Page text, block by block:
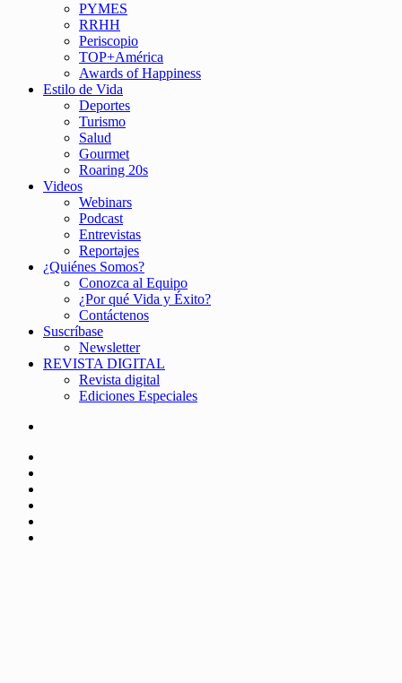
PYMES
RRHH
Periscopio
TOP+América
Awards of Happiness
Estilo de Vida
Deportes
Turismo
Salud
Gourmet
Roaring 20s
Videos
Webinars
Podcast
Entrevistas
Reportajes
¿Quiénes Somos?
Conozca al Equipo
¿Por qué Vida y Éxito?
Contáctenos
Suscríbase
Newsletter
REVISTA DIGITAL
Revista digital
Ediciones Especiales